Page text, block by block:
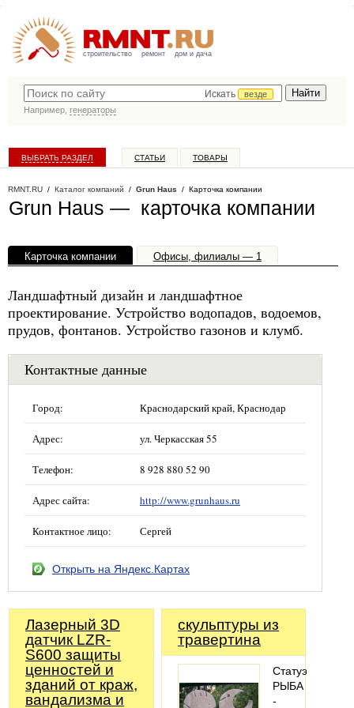
строительство ремонт дом и дача
Искать
везде
Например, генераторы
ВЫБРАТЬ РАЗДЕЛ СТАТЬИ ТОВАРЫ
RMNT.RU / Каталог компаний / Grun Haus / Карточка компании
Grun Haus — карточка компании
Карточка компании Офисы, филиалы — 1
Ландшафтный дизайн и ландшафтное
проектирование. Устройство водопадов, водоемов,
прудов, фонтанов. Устройство газонов и клумб.
Контактные данные
Город: Краснодарский край, Краснодар
Адрес: ул. Черкасская 55
Телефон: 8 928 880 52 90
Адрес сайта: http://www.grunhaus.ru
Контактное лицо: Сергей
Открыть на Яндекс.Картах
Лазерный 3D
датчик LZR-
S600 защиты
ценностей и
зданий от краж,
вандализма и
скульптуры из
травертина
Статуэтка
РЫБА
-